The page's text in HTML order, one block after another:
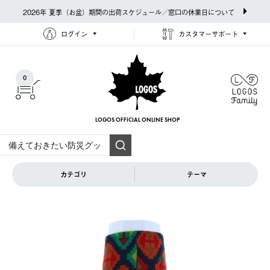
2026年 夏季（お盆）期間の出荷スケジュール／窓口の休業日について
ログイン カスタマーサポート
0
LOGOS OFFICIAL ONLINE SHOP
カテゴリ テーマ